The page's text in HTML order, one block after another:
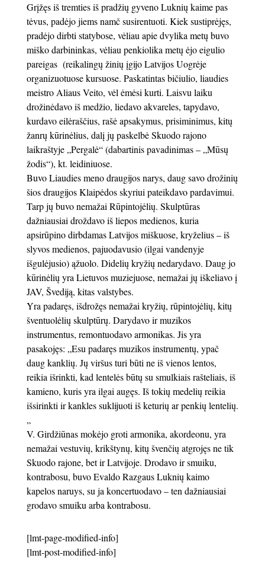
Grįžęs iš tremties iš pradžių gyveno Luknių kaime pas
tėvus, padėjo jiems namč susirentuoti. Kiek sustiprėjęs,
pradėjo dirbti statybose, vėliau apie dvylika metų buvo
miško darbininkas, vėliau penkiolika metų ėjo eigulio
pareigas (reikalingų žinių įgijo Latvijos Uogrėje
organizuotuose kursuose. Paskatintas bičiulio, liaudies
meistro Aliaus Veito, vėl ėmėsi kurti. Laisvu laiku
drožinėdavo iš medžio, liedavo akvareles, tapydavo,
kurdavo eilėraščius, rašė apsakymus, prisiminimus, kitų
žanrų kūrinėlius, dalį jų paskelbė Skuodo rajono
laikraštyje „Pergalė“ (dabartinis pavadinimas – „Mūsų
žodis“), kt. leidiniuose.
Buvo Liaudies meno draugijos narys, daug savo drožinių
šios draugijos Klaipėdos skyriui pateikdavo pardavimui.
Tarp jų buvo nemažai Rūpintojėlių. Skulptūras
dažniausiai droždavo iš liepos medienos, kuria
apsirūpino dirbdamas Latvijos miškuose, kryželius – iš
slyvos medienos, pajuodavusio (ilgai vandenyje
išgulėjusio) ąžuolo. Didelių kryžių nedarydavo. Daug jo
kūrinėlių yra Lietuvos muziejuose, nemažai jų iškeliavo į
JAV, Švediją, kitas valstybes.
Yra padaręs, išdrožęs nemažai kryžių, rūpintojėlių, kitų
šventuolėlių skulptūrų. Darydavo ir muzikos
instrumentus, remontuodavo armonikas. Jis yra
pasakojęs: „Esu padaręs muzikos instrumentų, ypač
daug kanklių. Jų viršus turi būti ne iš vienos lentos,
reikia išrinkti, kad lentelės būtų su smulkiais rašteliais, iš
kamieno, kuris yra ilgai augęs. Iš tokių medelių reikia
išsirinkti ir kankles suklijuoti iš keturių ar penkių lentelių.
„
V. Girdžiūnas mokėjo groti armonika, akordeonu, yra
nemažai vestuvių, krikštynų, kitų švenčių atgrojęs ne tik
Skuodo rajone, bet ir Latvijoje. Drodavo ir smuiku,
kontrabosu, buvo Evaldo Razgaus Luknių kaimo
kapelos naruys, su ja koncertuodavo – ten dažniausiai
grodavo smuiku arba kontrabosu.
[lmt-page-modified-info]
[lmt-post-modified-info]